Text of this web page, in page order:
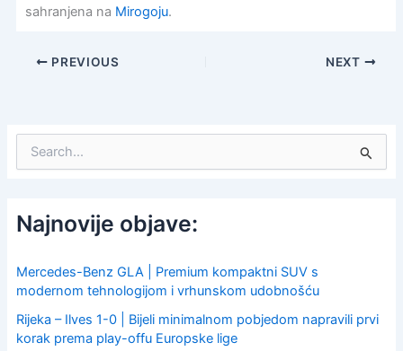
sahranjena na Mirogoju.
PREVIOUS NEXT
c
h
o
r
Najnovije objave:
Mercedes-Benz GLA | Premium kompaktni SUV s
modernom tehnologijom i vrhunskom udobnošću
Rijeka – Ilves 1-0 | Bijeli minimalnom pobjedom napravili prvi
korak prema play-offu Europske lige